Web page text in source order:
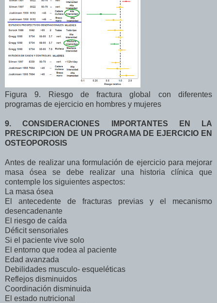
Figura 9. Riesgo de fractura global con diferentes
programas de ejercicio en hombres y mujeres
9. CONSIDERACIONES IMPORTANTES EN LA
PRESCRIPCION DE UN PROGRAMA DE EJERCICIO EN
OSTEOPOROSIS
Antes de realizar una formulación de ejercicio para mejorar
masa ósea se debe realizar una historia clínica que
contemple los siguientes aspectos:
La masa ósea
El antecedente de fracturas previas y el mecanismo
desencadenante
El riesgo de caída
Déficit sensoriales
Si el paciente vive solo
El entorno que rodea al paciente
Edad avanzada
Debilidades musculo- esqueléticas
Reflejos disminuidos
Coordinación disminuida
El estado nutricional